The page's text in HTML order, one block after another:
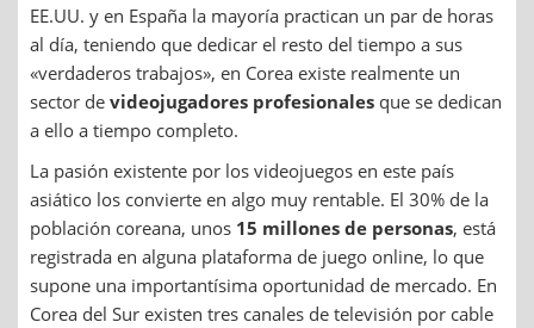
EE.UU. y en España la mayoría practican un par de horas
al día, teniendo que dedicar el resto del tiempo a sus
«verdaderos trabajos», en Corea existe realmente un
sector de videojugadores profesionales que se dedican
a ello a tiempo completo.
La pasión existente por los videojuegos en este país
asiático los convierte en algo muy rentable. El 30% de la
población coreana, unos 15 millones de personas, está
registrada en alguna plataforma de juego online, lo que
supone una importantísima oportunidad de mercado. En
Corea del Sur existen tres canales de televisión por cable